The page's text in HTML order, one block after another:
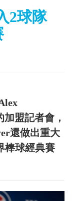
2球隊
盟記者會，
還做出重大
棒球經典賽